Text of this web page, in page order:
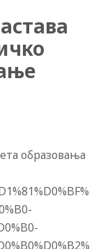
образовања